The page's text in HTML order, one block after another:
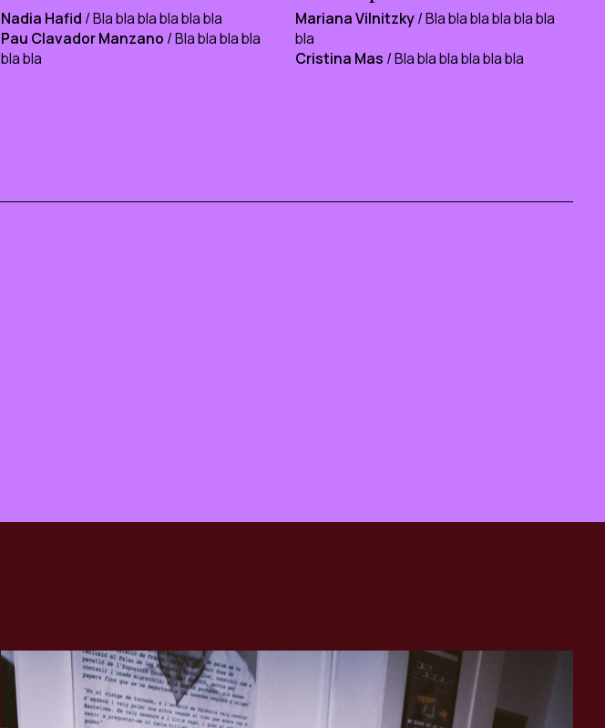
Nadia Hafid / Bla bla bla bla bla bla
Pau Clavador Manzano / Bla bla bla bla
bla bla
Mariana Vilnitzky/ Bla bla bla bla bla bla
bla
Cristina Mas / Bla bla bla bla bla bla